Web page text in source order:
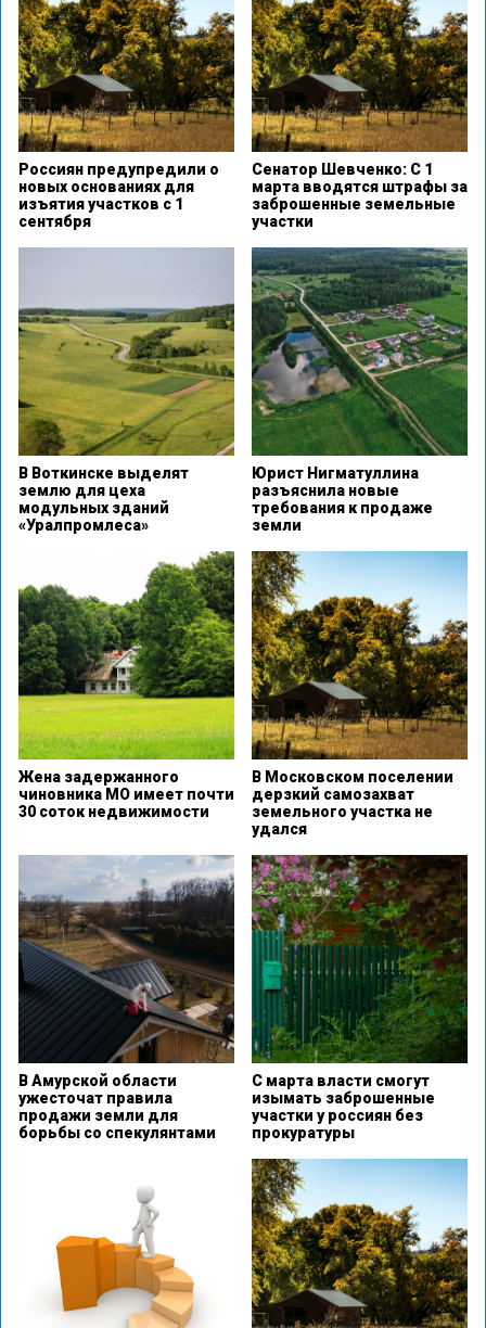
Россиян предупредили о
новых основаниях для
изъятия участков с 1
сентября
Сенатор Шевченко: С 1
марта вводятся штрафы за
заброшенные земельные
участки
В Воткинске выделят
землю для цеха
модульных зданий
«Уралпромлеса»
Юрист Нигматуллина
разъяснила новые
требования к продаже
земли
Жена задержанного
чиновника МО имеет почти
30 соток недвижимости
В Московском поселении
дерзкий самозахват
земельного участка не
удался
В Амурской области
ужесточат правила
продажи земли для
борьбы со спекулянтами
С марта власти смогут
изымать заброшенные
участки у россиян без
прокуратуры